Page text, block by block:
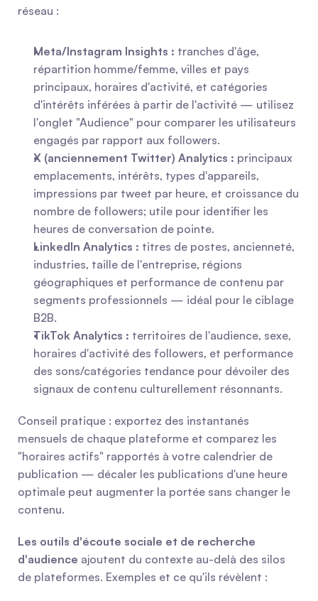
réseau :
Meta/Instagram Insights : tranches d'âge,
répartition homme/femme, villes et pays
principaux, horaires d'activité, et catégories
d'intérêts inférées à partir de l'activité — utilisez
l'onglet "Audience" pour comparer les utilisateurs
engagés par rapport aux followers.
X (anciennement Twitter) Analytics : principaux
emplacements, intérêts, types d'appareils,
impressions par tweet par heure, et croissance du
nombre de followers; utile pour identifier les
heures de conversation de pointe.
LinkedIn Analytics : titres de postes, ancienneté,
industries, taille de l'entreprise, régions
géographiques et performance de contenu par
segments professionnels — idéal pour le ciblage
B2B.
TikTok Analytics : territoires de l'audience, sexe,
horaires d'activité des followers, et performance
des sons/catégories tendance pour dévoiler des
signaux de contenu culturellement résonnants.
Conseil pratique : exportez des instantanés
mensuels de chaque plateforme et comparez les
"horaires actifs" rapportés à votre calendrier de
publication — décaler les publications d'une heure
optimale peut augmenter la portée sans changer le
contenu.
Les outils d'écoute sociale et de recherche
d'audience ajoutent du contexte au-delà des silos
de plateformes. Exemples et ce qu'ils révèlent :